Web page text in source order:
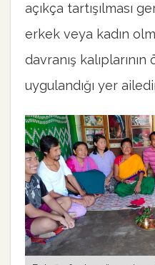
açıkça tartışılması
erkek veya kadın
davranış
uygulandığı yer